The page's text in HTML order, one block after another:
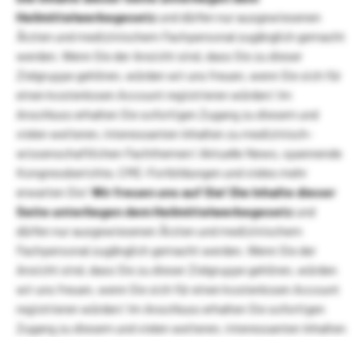
Heilmittelwerbegesetzund dürfen nur ausgewiesenen
Ärzten und medizinischem Fachpersonal zugänglich gemacht
werden. Wenn Sie der Ansicht sind, dass Sie zu dieser
Zielgruppe gehören, würden wir uns freuen, wenn Sie sich für
einen kostenlosen Account registrieren würden! Im
Anschluss erhalten Sie sofortigen Zugang zu diesem und
vielen weiteren, interessanten Inhalten zu medizinisch-
wissenschaftlichen Fachthemen! Aktuelle News, spannende
Kongressberichte, CME-Fortbildungen und vieles mehr
erwarten Sie!Wir freuen uns auf Sie!Die Inhalte dieser
Seite unterliegen dem Heilmittelwerbegesetzund
dürfen nur ausgewiesenen Ärzten und medizinischem
Fachpersonal zugänglich gemacht werden. Wenn Sie der
Ansicht sind, dass Sie zu dieser Zielgruppe gehören, würden
wir uns freuen, wenn Sie sich für einen kostenlosen Account
registrieren würden! Im Anschluss erhalten Sie sofortigen
Zugang zu diesem und vielen weiteren, interessanten Inhalten